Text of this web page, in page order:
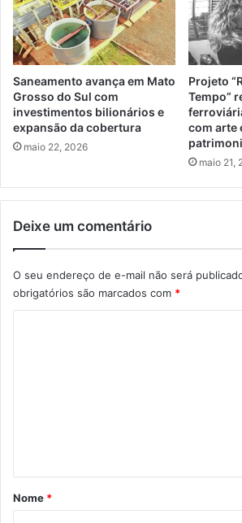
Saneamento avança em Mato
Grosso do Sul com
investimentos bilionários e
expansão da cobertura
maio 22, 2026
Projeto
Tempo”
com arte
maio 21,
Deixe um comentário
O seu endereço de e-mail não será
obrigatórios são marcados com *
rNome *